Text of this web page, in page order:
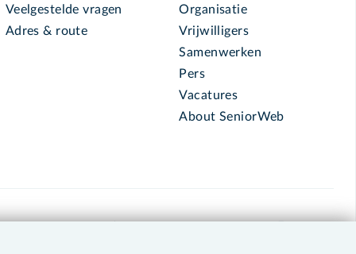
Veelgestelde vragen
Adres & route
Organisatie
Vrijwilligers
Samenwerken
Pers
Vacatures
About SeniorWeb